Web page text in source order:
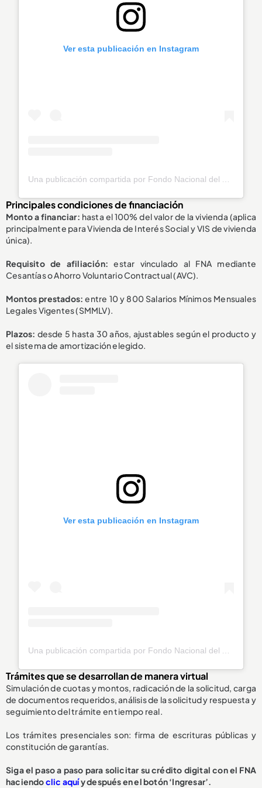
Ver esta publicación en Instagram
Principales condiciones de financiación
Monto a financiar: hasta el 100% del valor de la vivienda (aplica
principalmente para Vivienda de Interés Social y VIS de vivienda
única).
Requisito de afiliación:estar vinculado al FNA mediante
Cesantías o Ahorro Voluntario Contractual (AVC).
Montos prestados:entre 10 y 800 Salarios Mínimos Mensuales
Legales Vigentes (SMMLV).
Plazos: desde 5 hasta 30 años, ajustables según el producto y
el sistema de amortización elegido.
Ver esta publicación en Instagram
Una publicación compartida por Fondo Nacional del Ahorro (@fnaahorro)
Trámites que se desarrollan de manera virtual
Simulación de cuotas y montos, radicación de la solicitud, carga
de documentos requeridos, análisis de la solicitud y respuesta y
seguimiento del trámite en tiempo real.
Los trámites presenciales son: firma de escrituras públicas y
constitución de garantías.
Siga el paso a paso para solicitar su crédito digital con el FNA
haciendoclic aquíy después en el botón ‘Ingresar’.